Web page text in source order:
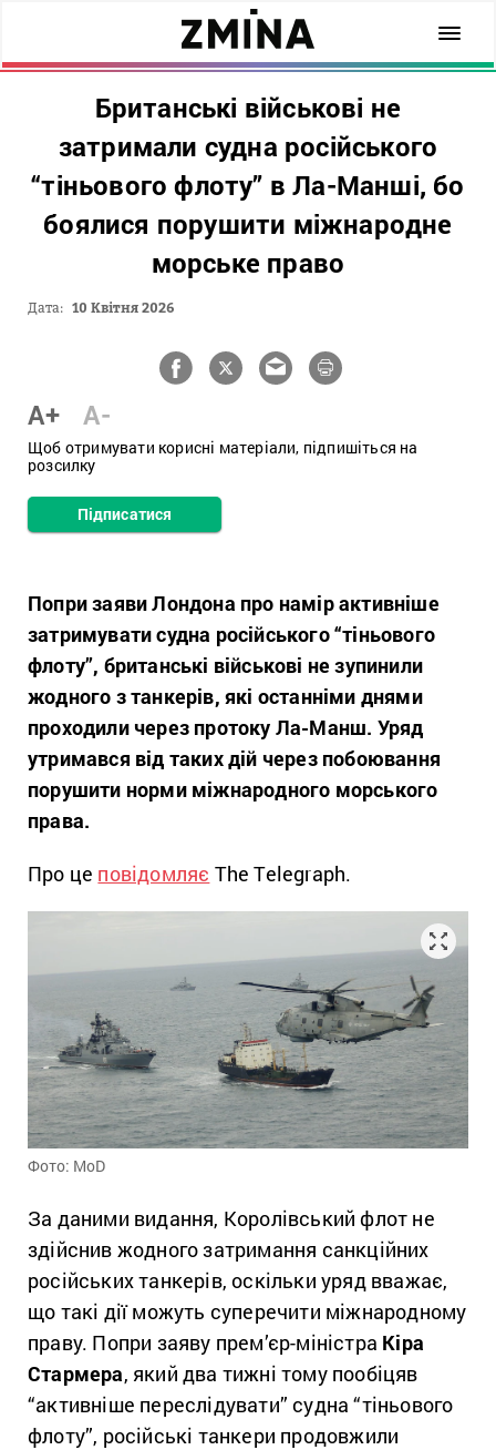
Британські військові не
затримали судна російського
“тіньового флоту” в Ла-Манші, бо
боялися порушити міжнародне
морське право
Дата: 10 Квітня 2026
A+ A-
Щоб отримувати корисні матеріали, підпишіться на
розсилку
Підписатися
Попри заяви Лондона про намір активніше
затримувати судна російського “тіньового
флоту”, британські військові не зупинили
жодного з танкерів, які останніми днями
проходили через протоку Ла-Манш. Уряд
утримався від таких дій через побоювання
порушити норми міжнародного морського
права.
Про це повідомляє The Telegraph.
Фото: MoD
За даними видання, Королівський флот не
здійснив жодного затримання санкційних
російських танкерів, оскільки уряд вважає,
що такі дії можуть суперечити міжнародному
праву. Попри заяву прем’єр-міністра Кіра
Стармера, який два тижні тому пообіцяв
“активніше переслідувати” судна “тіньового
флоту”, російські танкери продовжили